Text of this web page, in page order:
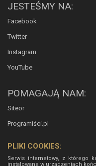
JESTEŚMY NA:
Facebook
Twitter
Instagram
YouTube
POMAGAJĄ NAM:
Siteor
Programiści.pl
PLIKI COOKIES:
Serwis internetowy, z którego
instalowane w urządzeniach